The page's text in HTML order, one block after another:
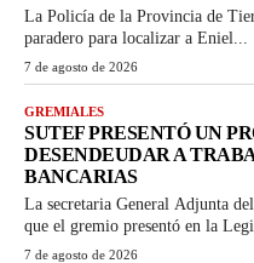
La Policía de la Provincia de
paradero para localizar a Eniel...
7 de agosto de 2026
GREMIALES
SUTEF PRESENTÓ UN
DESENDEUDAR A
BANCARIAS
La secretaria General Adjunta
que el gremio presentó en la
7 de agosto de 2026